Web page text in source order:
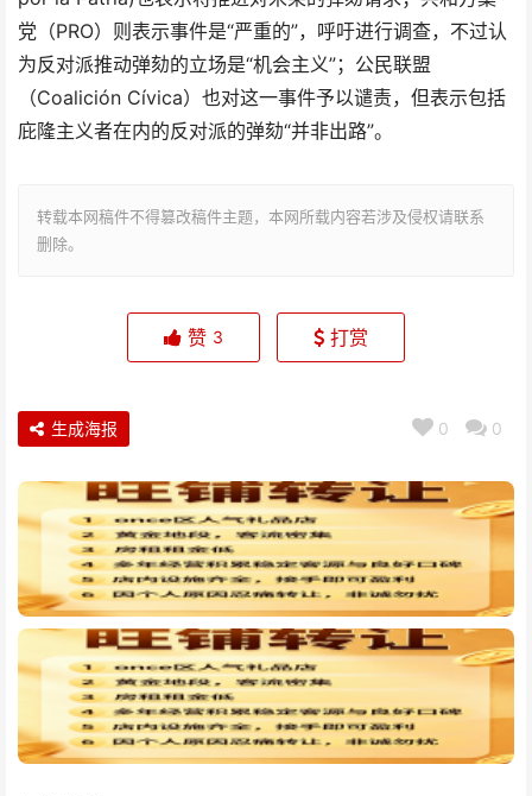
党（PRO）则表示事件是“严重的”，呼吁进行调查，不过认
为反对派推动弹劾的立场是“机会主义”；公民联盟
（Coalición Cívica）也对这一事件予以谴责，但表示包括
庇隆主义者在内的反对派的弹劾“并非出路”。
转载本网稿件不得篡改稿件主题，本网所载内容若涉及侵权请联系
删除。
赞 3 打赏
0 0
生成海报